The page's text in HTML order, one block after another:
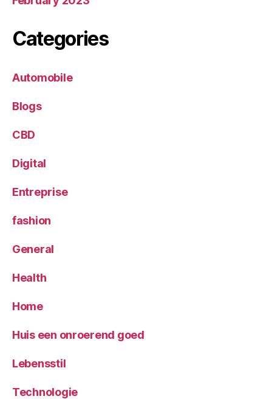
Categories
Automobile
Blogs
CBD
Digital
Entreprise
fashion
General
Health
Home
Huis een onroerend goed
Lebensstil
Technologie